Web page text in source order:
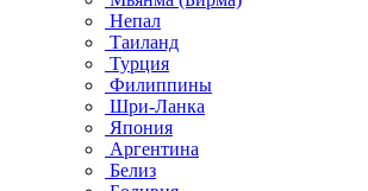
Непал
Таиланд
Турция
Филиппины
Шри-Ланка
Япония
Аргентина
Белиз